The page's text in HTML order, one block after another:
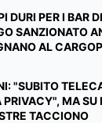
DURI PER I BAR
SANZIONATO
AL
"SUBITO
PRIVACY", MA SU
TACCIONO